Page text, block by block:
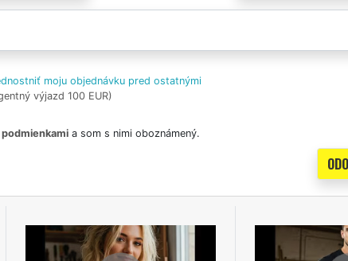
moju objednávku pred ostatnými
výjazd 100 EUR)
a som s nimi oboznámený.